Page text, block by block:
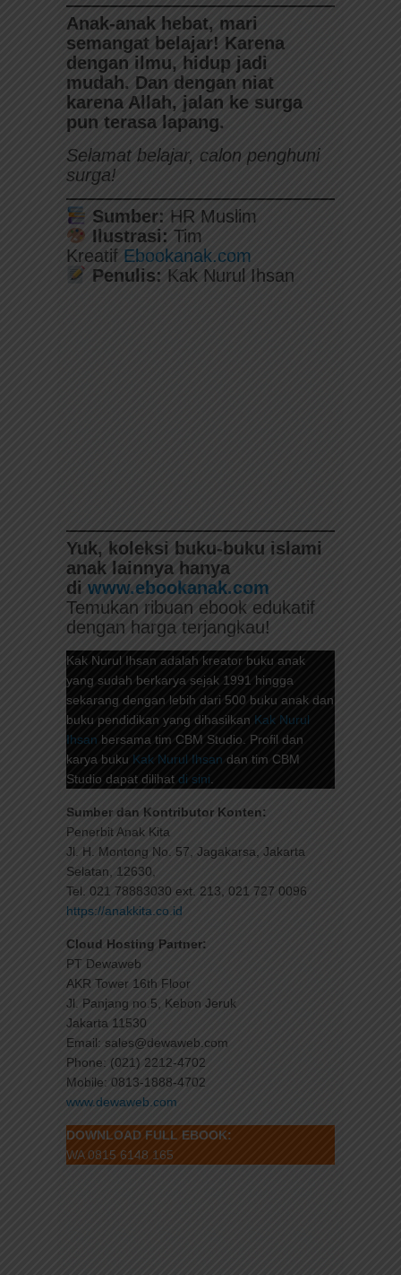
Anak-anak hebat, mari
semangat belajar! Karena
dengan ilmu, hidup jadi
mudah. Dan dengan niat
karena Allah, jalan ke surga
pun terasa lapang.
Selamat belajar, calon penghuni
surga!
Sumber: HR Muslim
Ilustrasi: Tim
Kreatif Ebookanak.com
Penulis: Kak Nurul Ihsan
Yuk, koleksi buku-buku islami
anak lainnya hanya
di www.ebookanak.com
Temukan ribuan ebook edukatif
dengan harga terjangkau!
Kak Nurul Ihsan adalah kreator buku anak
yang sudah berkarya sejak 1991 hingga
sekarang dengan lebih dari 500 buku anak dan
buku pendidikan yang dihasilkan Kak Nurul
Ihsan bersama tim CBM Studio. Profil dan
karya buku Kak Nurul Ihsan dan tim CBM
Studio dapat dilihat di sini
Sumber dan Kontributor Konten:
Penerbit Anak Kita
Jl. H. Montong No. 57, Jagakarsa, Jakarta
Selatan, 12630,
Tel. 021 78883030 ext. 213, 021 727 0096
https://anakkita.co.id
Cloud Hosting Partner:
PT Dewaweb
AKR Tower 16th Floor
Jl. Panjang no.5, Kebon Jeruk
Jakarta 11530
Email: sales@dewaweb.com
Phone: (021) 2212-4702
Mobile: 0813-1888-4702
www.dewaweb.com
DOWNLOAD FULL EBOOK:
WA 0815 6148 165